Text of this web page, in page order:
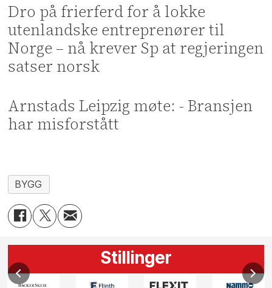
Dro på frierferd for å lokke
utenlandske entreprenører til
Norge – nå krever Sp at regjeringen
satser norsk
Arnstads Leipzig møte: - Bransjen
har misforstått
BYGG
Stillinger